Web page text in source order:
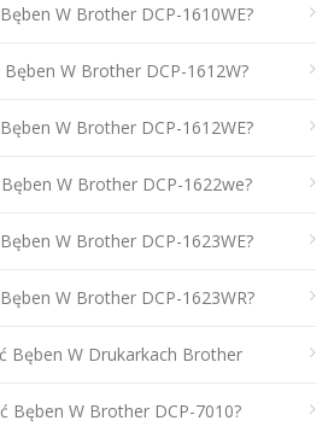
W Brother DCP-1610WE?
W Brother DCP-1612W?
W Brother DCP-1612WE?
W Brother DCP-1622we?
W Brother DCP-1623WE?
W Brother DCP-1623WR?
Bęben W Drukarkach Brother
Bęben W Brother DCP-7010?